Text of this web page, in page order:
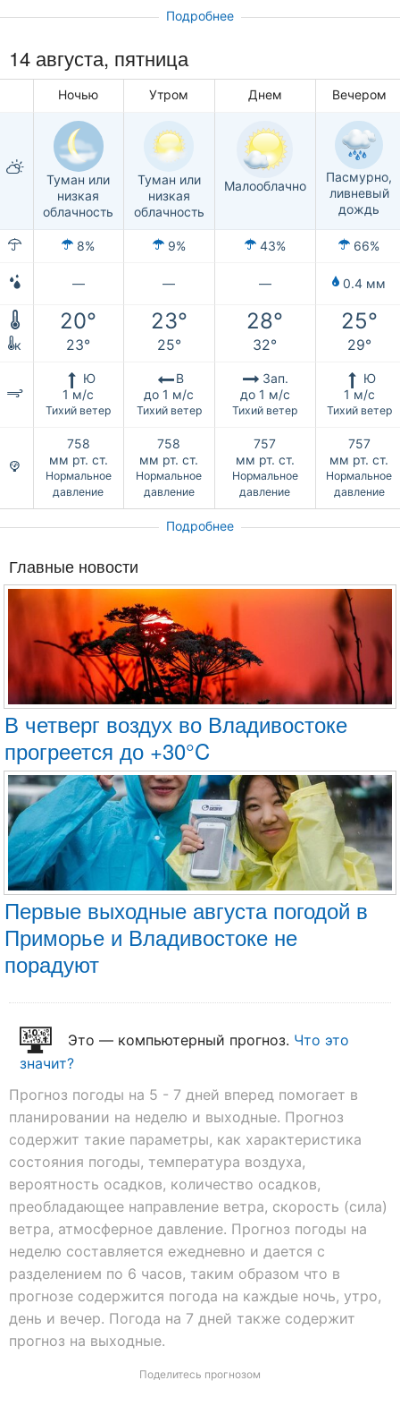
Подробнее
14 августа, пятница
Ночью Утром Днем Вечером
Туман или
низкая
облачность
Туман или
низкая
облачность
Малооблачно
Пасмурно,
ливневый
дождь
8% 9% 43% 66%
— — — 0.4 мм
20° 23° 28° 25°
к 23° 25° 32° 29°
Ю
1 м/с
Тихий ветер
В
до 1 м/с
Тихий ветер
Зап.
до 1 м/с
Тихий ветер
Ю
1 м/с
Тихий ветер
758
мм рт. ст.
Нормальное
давление
758
мм рт. ст.
Нормальное
давление
757
мм рт. ст.
Нормальное
давление
757
мм рт. ст.
Нормальное
давление
Подробнее
Главные новости
В четверг воздух во Владивостоке
прогреется до +30°C
Первые выходные августа погодой в
Приморье и Владивостоке не
порадуют
Это — компьютерный прогноз. Что это
значит?
Прогноз погоды на 5 - 7 дней вперед помогает в
планировании на неделю и выходные. Прогноз
содержит такие параметры, как характеристика
состояния погоды, температура воздуха,
вероятность осадков, количество осадков,
преобладающее направление ветра, скорость (сила)
ветра, атмосферное давление. Прогноз погоды на
неделю составляется ежедневно и дается с
разделением по 6 часов, таким образом что в
прогнозе содержится погода на каждые ночь, утро,
день и вечер. Погода на 7 дней также содержит
прогноз на выходные.
Поделитесь прогнозом